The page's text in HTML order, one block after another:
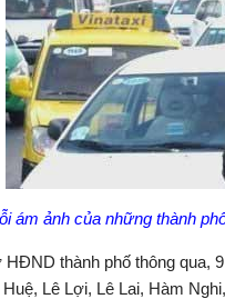
ám ảnh của những thành
HĐND thành phố thông
Lê Lợi, Lê Lai, Hàm